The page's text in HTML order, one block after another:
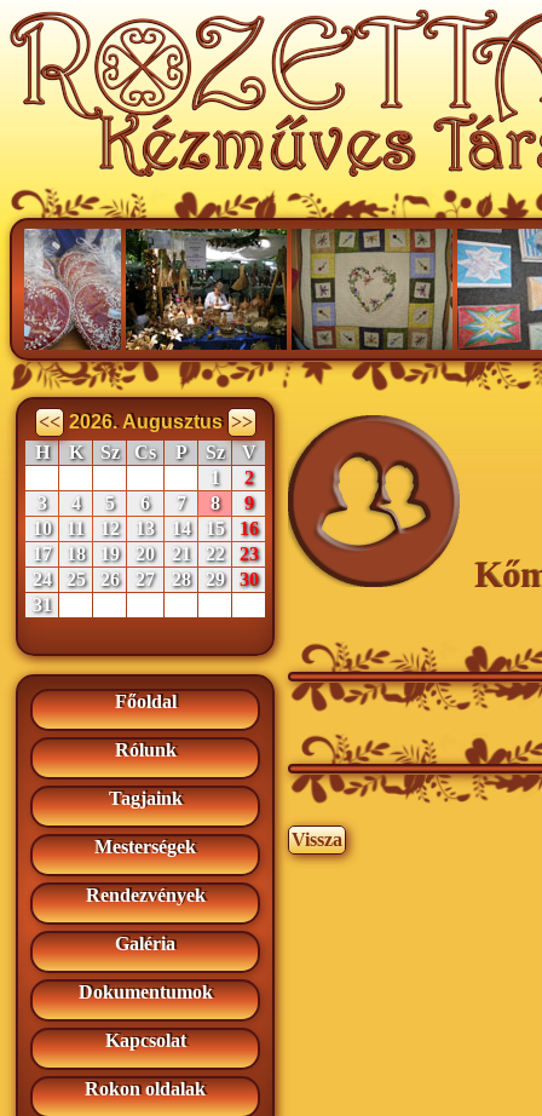
<< 2026. Augusztus >>
H
K Sz Cs P Sz
V
1
2
3
4 5 6 7 8
9
10
11 12 13 14 15
16
17
18 19 20 21 22
23
24
25 26 27 28 29
30
31
Főoldal
Rólunk
Tagjaink
Mesterségek
Rendezvények
Galéria
Dokumentumok
Kapcsolat
Rokon oldalak
Vissza